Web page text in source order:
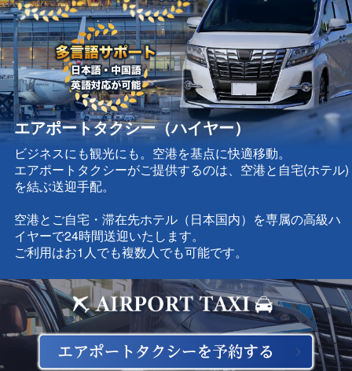
エアポートタクシー（ハイヤー）
ビジネスにも観光にも。空港を基点に快適移動。
エアポートタクシーがご提供するのは、空港と自宅(ホテル)
を結ぶ送迎手配。
空港とご自宅・滞在先ホテル（日本国内）を専属の高級ハ
イヤーで24時間送迎いたします。
ご利用はお1人でも複数人でも可能です。